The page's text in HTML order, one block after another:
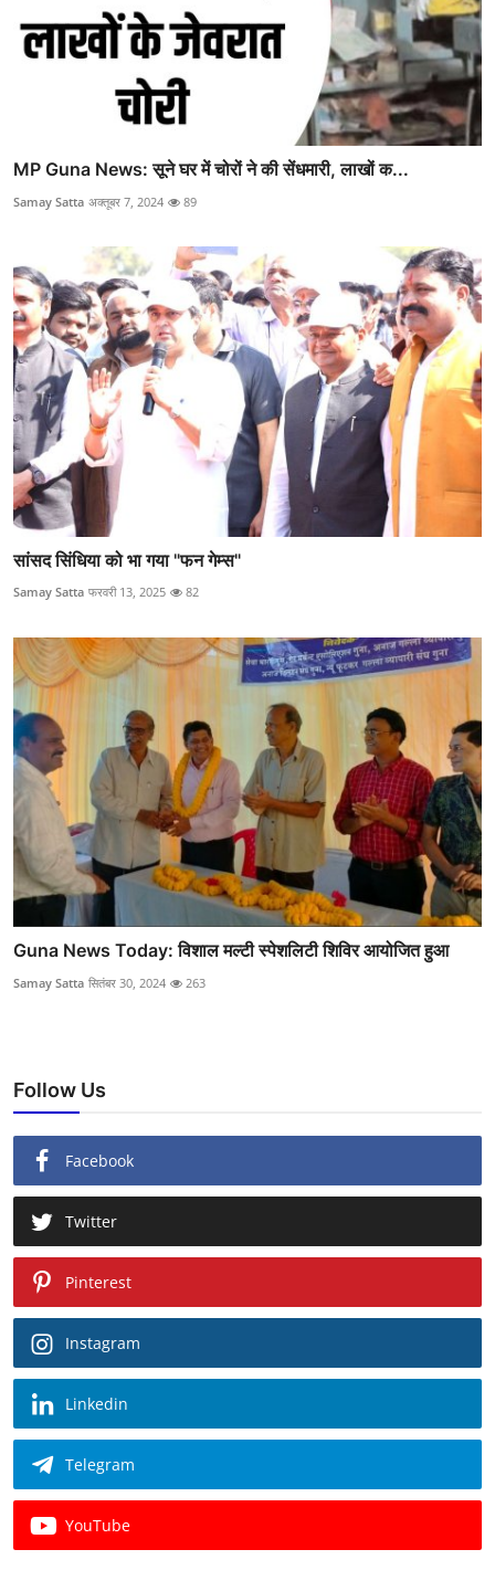
MP Guna News: सूने घर में चोरों ने की सेंधमारी, लाखों क...
Samay Satta अक्तूबर 7, 2024 89
सांसद सिंधिया को भा गया "फन गेम्स"
Samay Satta फरवरी 13, 2025 82
Guna News Today: विशाल मल्टी स्पेशलिटी शिविर आयोजित हुआ
Samay Satta सितंबर 30, 2024 263
Follow Us
Facebook
Twitter
Pinterest
Instagram
Linkedin
Telegram
YouTube